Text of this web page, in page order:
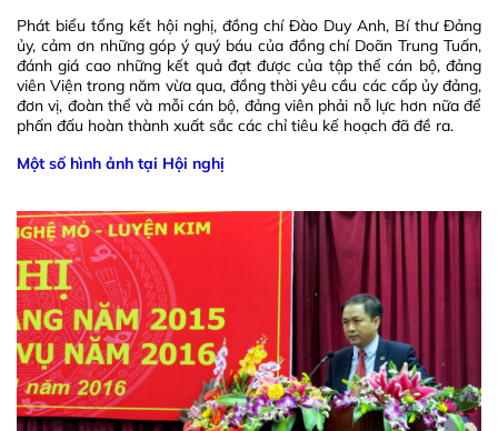
Phát biểu tổng kết hội nghị, đồng chí Đào Duy Anh, Bí thư Đảng
ủy, cảm ơn những góp ý quý báu của đồng chí Doãn Trung Tuấn,
đánh giá cao những kết quả đạt được của tập thể cán bộ, đảng
viên Viện trong năm vừa qua, đồng thời yêu cầu các cấp ủy đảng,
đơn vị, đoàn thể và mỗi cán bộ, đảng viên phải nỗ lực hơn nữa để
phấn đấu hoàn thành xuất sắc các chỉ tiêu kế hoạch đã đề ra.
Một số hình ảnh tại Hội nghị